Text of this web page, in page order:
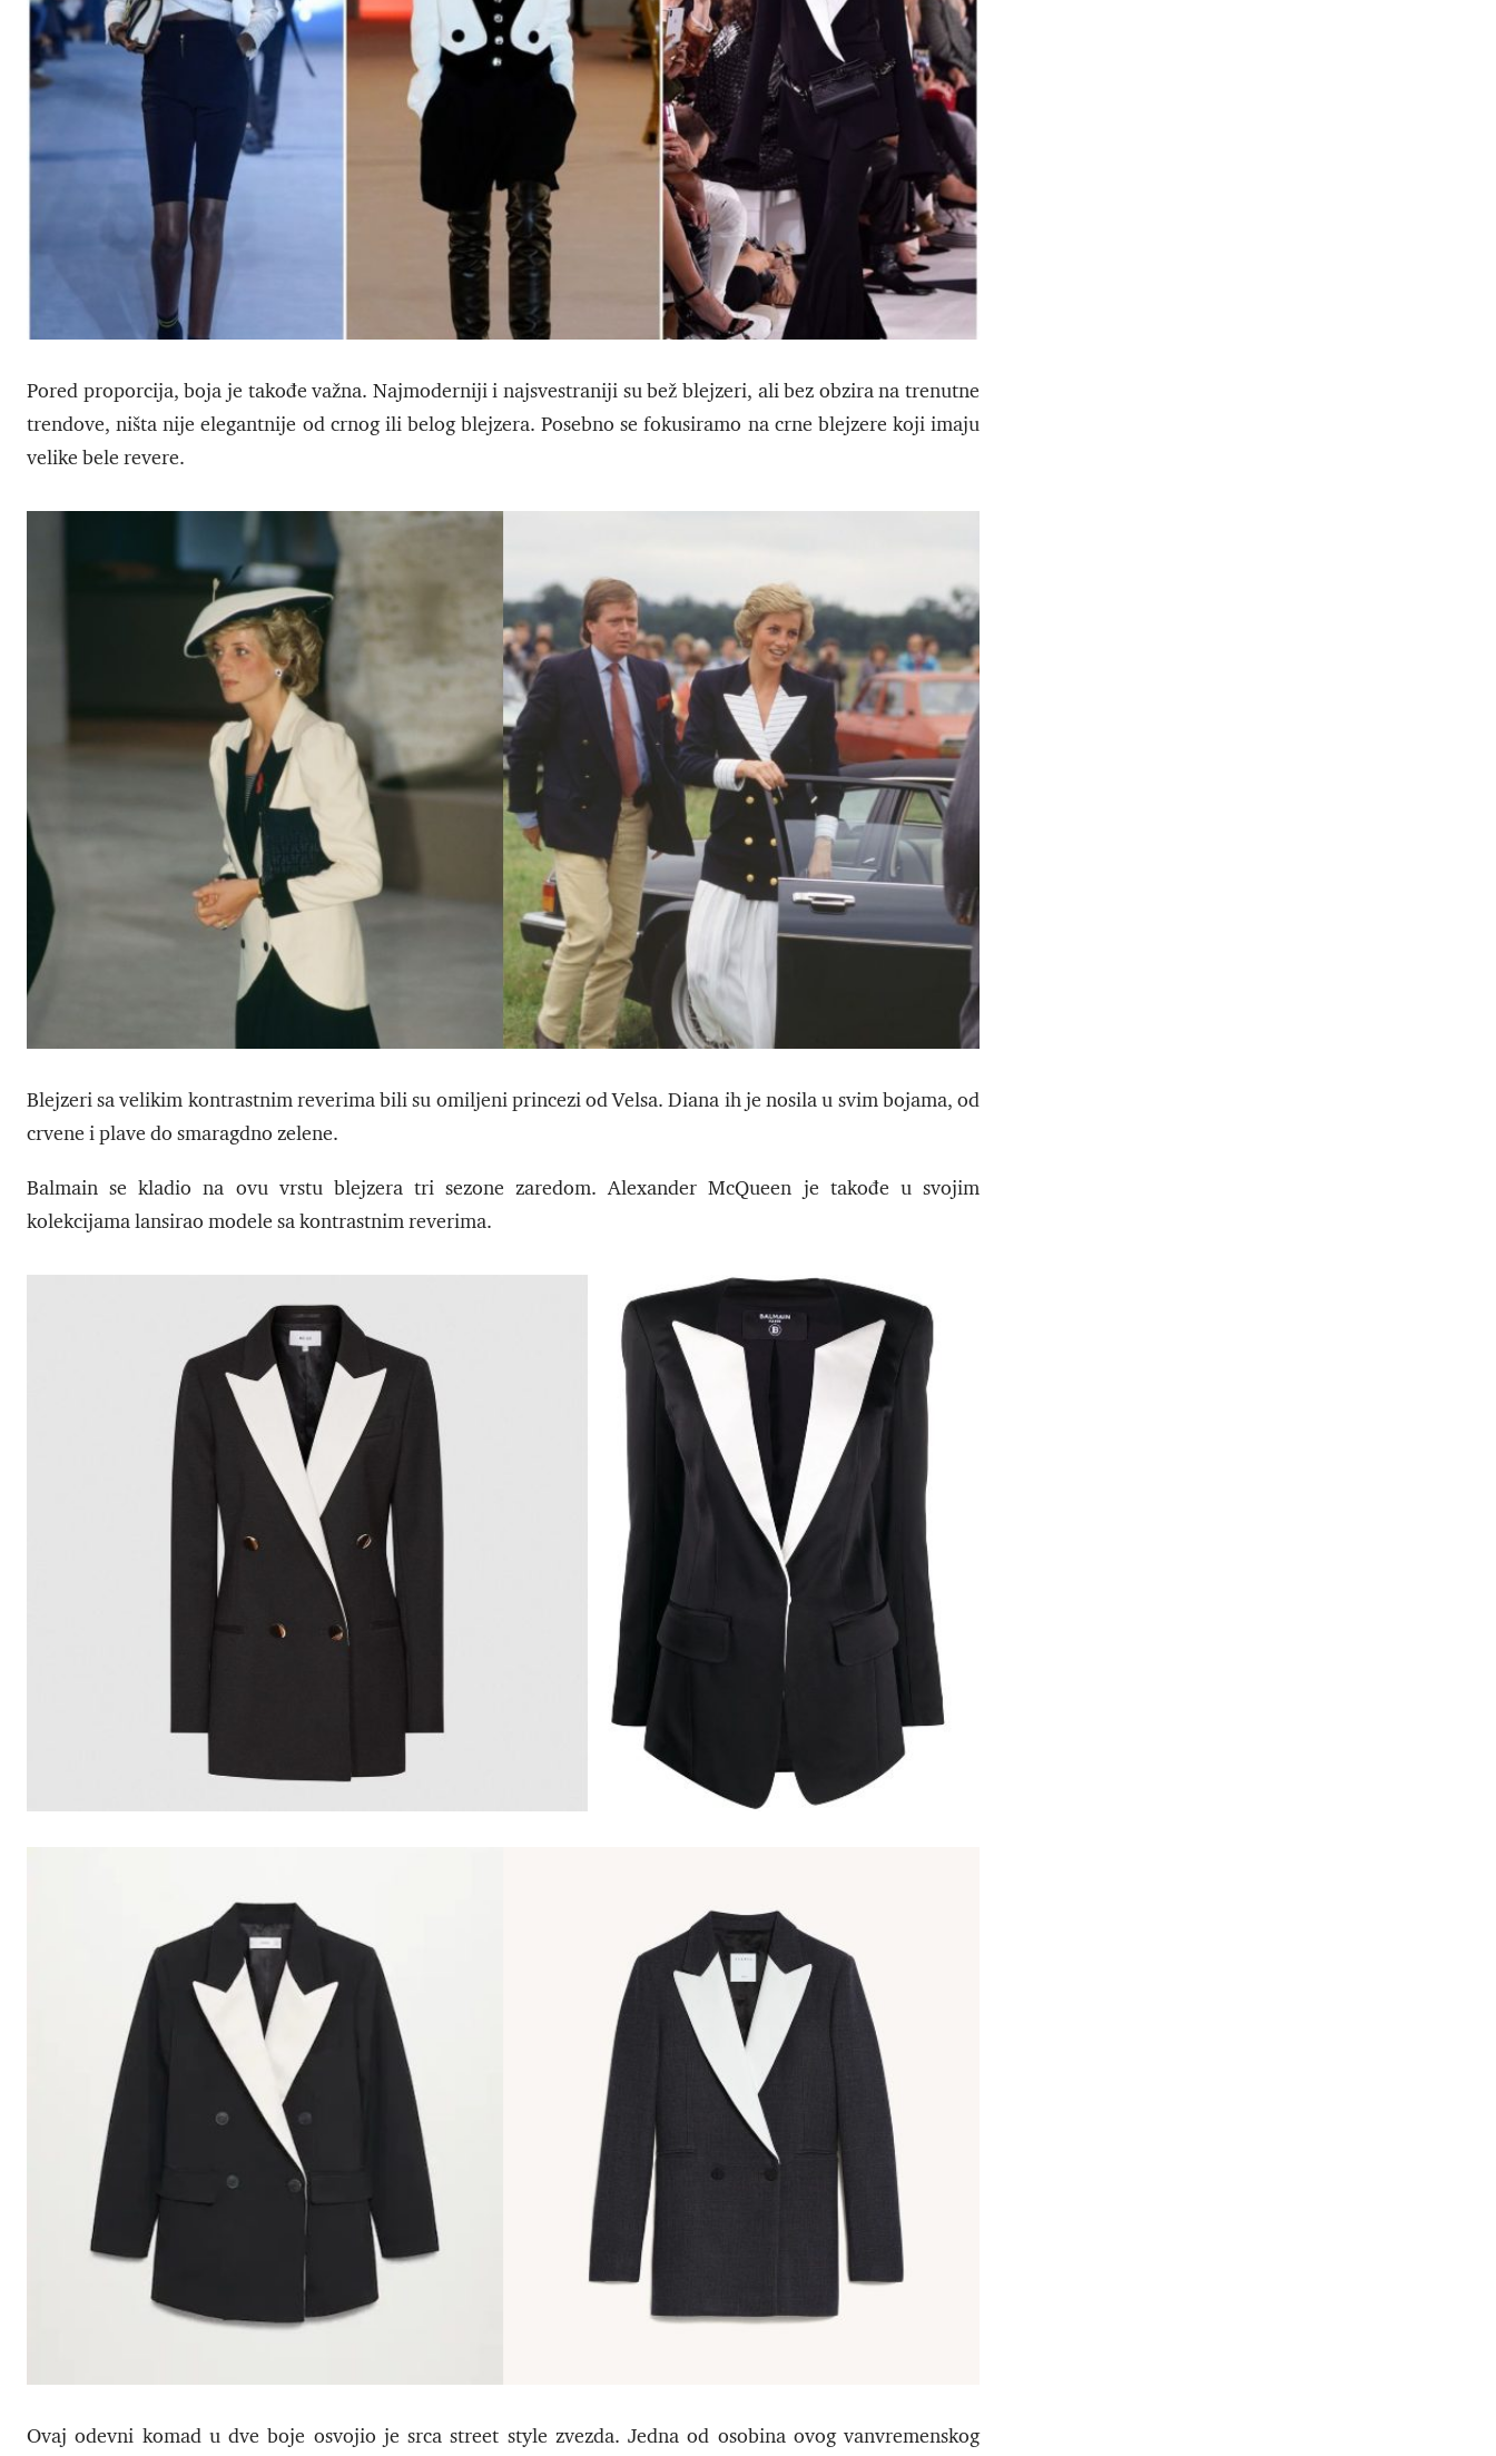
Pored proporcija, boja je takođe važna. Najmoderniji i najsvestraniji su bež blejzeri, ali bez obzira na trenutne
trendove, ništa nije elegantnije od crnog ili belog blejzera. Posebno se fokusiramo na crne blejzere koji imaju
velike bele revere.
Blejzeri sa velikim kontrastnim reverima bili su omiljeni princezi od Velsa. Diana ih je nosila u svim bojama, od
crvene i plave do smaragdno zelene.
Balmain se kladio na ovu vrstu blejzera tri sezone zaredom. Alexander McQueen je takođe u svojim
kolekcijama lansirao modele sa kontrastnim reverima.
Ovaj odevni komad u dve boje osvojio je srca street style zvezda. Jedna od osobina ovog vanvremenskog